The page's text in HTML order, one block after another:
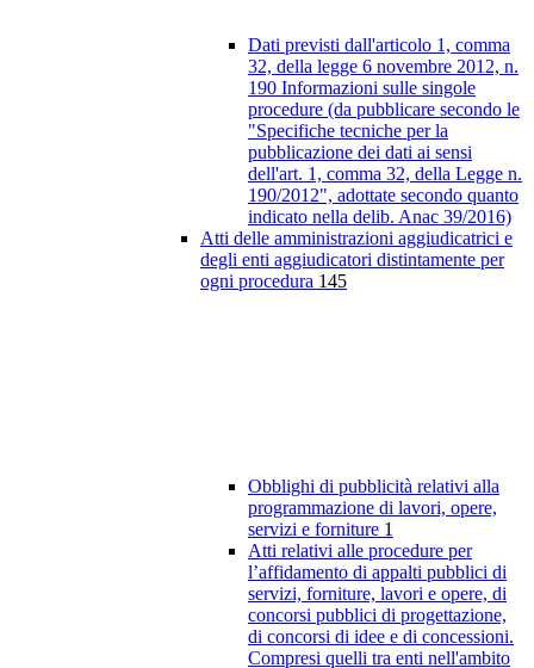
Dati previsti dall'articolo 1, comma
32, della legge 6 novembre 2012, n.
190 Informazioni sulle singole
procedure (da pubblicare secondo le
"Specifiche tecniche per la
pubblicazione dei dati ai sensi
dell'art. 1, comma 32, della Legge n.
190/2012", adottate secondo quanto
indicato nella delib. Anac 39/2016)
Atti delle amministrazioni aggiudicatrici e
degli enti aggiudicatori distintamente per
ogni procedura 145
Obblighi di pubblicità relativi alla
programmazione di lavori, opere,
servizi e forniture 1
Atti relativi alle procedure per
l’affidamento di appalti pubblici di
servizi, forniture, lavori e opere, di
concorsi pubblici di progettazione,
di concorsi di idee e di concessioni.
Compresi quelli tra enti nell'ambito